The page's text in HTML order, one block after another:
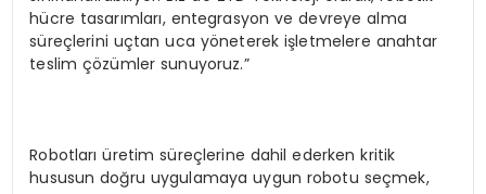
hücre tasarımları, entegrasyon ve devreye alma
süreçlerini uçtan uca yöneterek işletmelere anahtar
teslim çözümler sunuyoruz.”
Robotları üretim süreçlerine dahil ederken kritik
hususun doğru uygulamaya uygun robotu seçmek,